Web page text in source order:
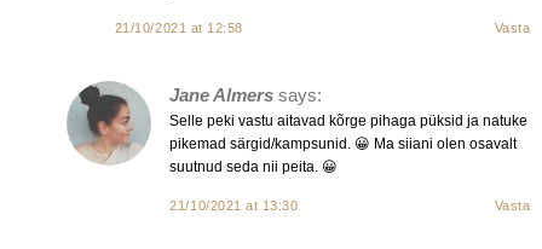
21/10/2021 at 12:58 Vasta
Jane Almers says:
Selle peki vastu aitavad kõrge pihaga püksid ja natuke
pikemad särgid/kampsunid. 😀 Ma siiani olen osavalt
suutnud seda nii peita. 😀
21/10/2021 at 13:30 Vasta